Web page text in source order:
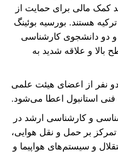
کمک مالی برای حمایت از
هستند. بورسیه بوئینگ
دو دانشجوی کارشناسی
بالا و علاقه شدید به
نفر از اعضای هیئت علمی
فنی استانبول اعطا می‌شود.
و کارشناسی ارشد در
بر حمل و نقل هوایی،
و سیستم‌های هواپیما و